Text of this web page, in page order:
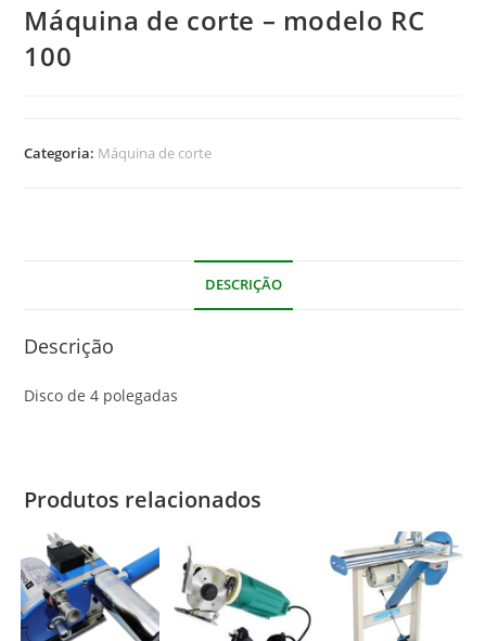
Máquina de corte – modelo RC
100
Categoria: Máquina de corte
DESCRIÇÃO
Descrição
Disco de 4 polegadas
Produtos relacionados